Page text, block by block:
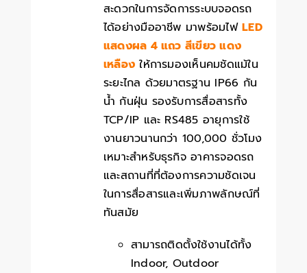
สะดวกในการจัดการระบบจอดรถ
ได้อย่างมืออาชีพ มาพร้อมไฟLED
แสดงผล 4 แถว สีเขียว แดง
เหลือง ให้การมองเห็นคมชัดแม้ใน
ระยะไกล ด้วยมาตรฐาน IP66 กัน
น้ำ กันฝุ่น รองรับการสื่อสารทั้ง
TCP/IP และ RS485 อายุการใช้
งานยาวนานกว่า 100,000 ชั่วโมง
เหมาะสำหรับธุรกิจ อาคารจอดรถ
และสถานที่ที่ต้องการความชัดเจน
ในการสื่อสารและเพิ่มภาพลักษณ์ที่
ทันสมัย
สามารถติดตั้งใช้งานได้ทั้ง
Indoor, Outdoor